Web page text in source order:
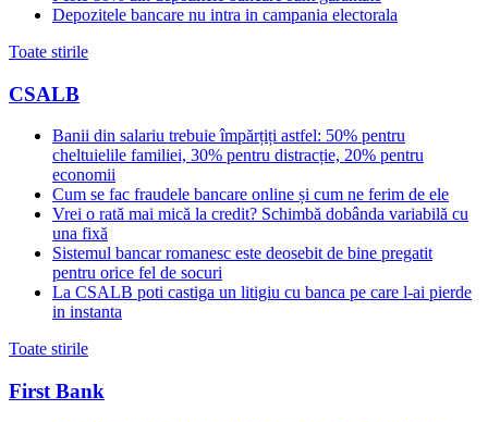
Depozitele bancare nu intra in campania electorala
Toate stirile
CSALB
Banii din salariu trebuie împărțiți astfel: 50% pentru
cheltuielile familiei, 30% pentru distracție, 20% pentru
economii
Cum se fac fraudele bancare online și cum ne ferim de ele
Vrei o rată mai mică la credit? Schimbă dobânda variabilă cu
una fixă
Sistemul bancar romanesc este deosebit de bine pregatit
pentru orice fel de socuri
La CSALB poti castiga un litigiu cu banca pe care l-ai pierde
in instanta
Toate stirile
First Bank